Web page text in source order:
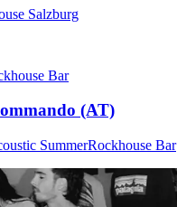
Salzburg
Bar
(AT)
SummerRockhouse Bar